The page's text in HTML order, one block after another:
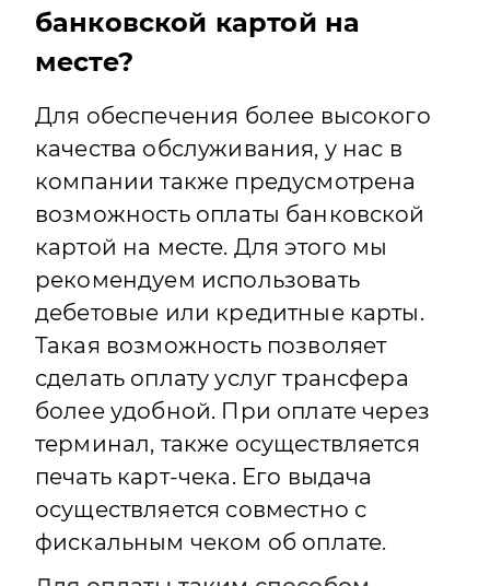
банковской картой на
месте?
Для обеспечения более высокого
качества обслуживания, у нас в
компании также предусмотрена
возможность оплаты банковской
картой на месте. Для этого мы
рекомендуем использовать
дебетовые или кредитные карты.
Такая возможность позволяет
сделать оплату услуг трансфера
более удобной. При оплате через
терминал, также осуществляется
печать карт-чека. Его выдача
осуществляется совместно с
фискальным чеком об оплате.